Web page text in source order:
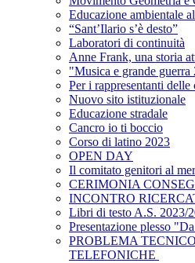
Educazione ambientale
“Sant’Ilario s’è desto”
Laboratori di continuità
Anne Frank, una storia
"Musica e grande guerra
Per i rappresentanti delle
Nuovo sito istituzionale
Educazione stradale
Cancro io ti boccio
Corso di latino 2023
OPEN DAY
Il comitato genitori al
CERIMONIA
INCONTRO
Libri di testo A.S. 2023/
Presentazione plesso
PROBLEMA
TELEFONICHE